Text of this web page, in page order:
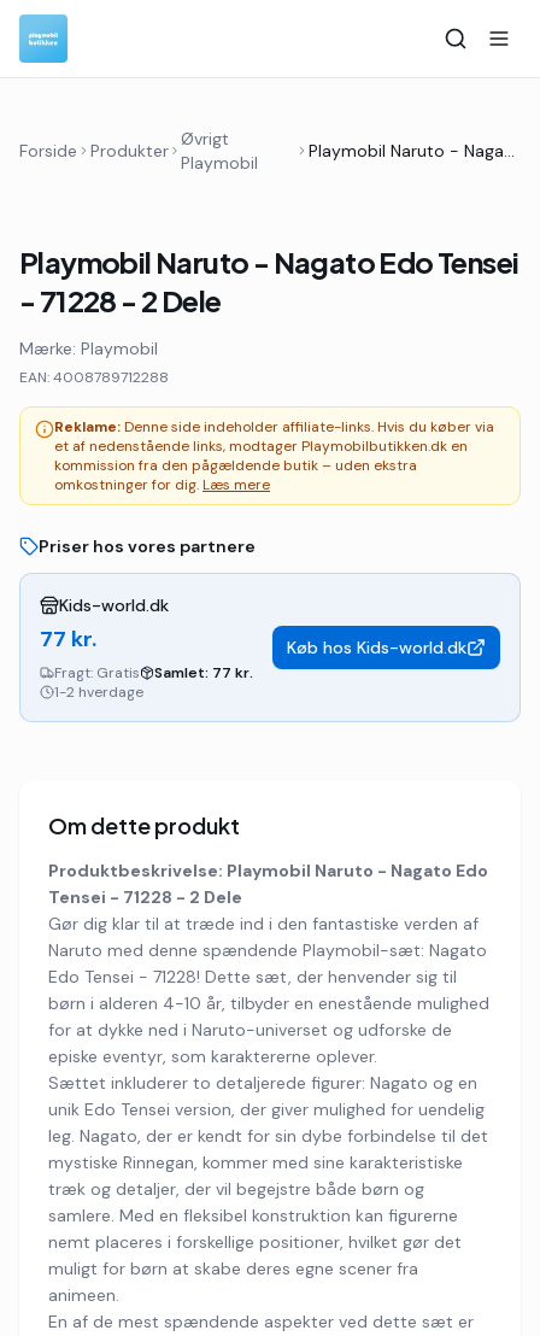
Forside Produkter
Øvrigt
Playmobil
Playmobil Naruto - Nagato Edo Tensei - 71228 - 2 Dele
Playmobil Naruto - Nagato Edo Tensei
- 71228 - 2 Dele
Mærke: Playmobil
EAN:4008789712288
Reklame:Denne side indeholder affiliate-links. Hvis du køber via
et af nedenstående links, modtager Playmobilbutikken.dk en
kommission fra den pågældende butik – uden ekstra
omkostninger for dig.Læs mere
Priser hos vores partnere
Kids-world.dk
77 kr.
Fragt: Gratis Samlet: 77 kr.
1-2 hverdage
Køb hos Kids-world.dk
Om dette produkt
Produktbeskrivelse: Playmobil Naruto - Nagato Edo
Tensei - 71228 - 2 Dele
Gør dig klar til at træde ind i den fantastiske verden af
Naruto med denne spændende Playmobil-sæt: Nagato
Edo Tensei - 71228! Dette sæt, der henvender sig til
børn i alderen 4-10 år, tilbyder en enestående mulighed
for at dykke ned i Naruto-universet og udforske de
episke eventyr, som karaktererne oplever.
Sættet inkluderer to detaljerede figurer: Nagato og en
unik Edo Tensei version, der giver mulighed for uendelig
leg. Nagato, der er kendt for sin dybe forbindelse til det
mystiske Rinnegan, kommer med sine karakteristiske
træk og detaljer, der vil begejstre både børn og
samlere. Med en fleksibel konstruktion kan figurerne
nemt placeres i forskellige positioner, hvilket gør det
muligt for børn at skabe deres egne scener fra
animeen.
En af de mest spændende aspekter ved dette sæt er